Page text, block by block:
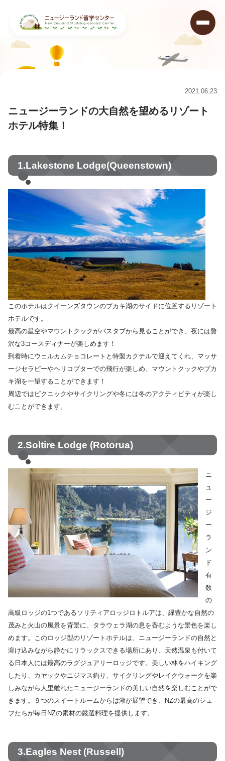
2021.06.23
ニュージーランドの大自然を望めるリゾート
ホテル特集！
1.Lakestone Lodge(Queenstown)
このホテルはクイーンズタウンのプカキ湖のサイドに位置するリゾート
ホテルです。
最高の星空やマウントクックがバスタブから見ることができ、夜には贅
沢な3コースディナーが楽しめます！
到着時にウェルカムチョコレートと特製カクテルで迎えてくれ、マッサ
ージセラピーやヘリコプターでの飛行が楽しめ、マウントクックやプカ
キ湖を一望することができます！
周辺ではピクニックやサイクリングや冬には冬のアクティビティが楽し
むことができます。
2.Soltire Lodge (Rotorua)
ニ
ュ
ー
ジ
ー
ラ
ン
ド
有
数
の
高級ロッジの1つであるソリティアロッジロトルアは、緑豊かな自然の
茂みと火山の風景を背景に、タラウェラ湖の息を呑むような景色を楽し
めます。このロッジ型のリゾートホテルは、ニュージーランドの自然と
溶け込みながら静かにリラックスできる場所にあり、天然温泉も付いて
る日本人には最高のラグジュアリーロッジです。美しい林をハイキング
したり、カヤックやニジマス釣り、サイクリングやレイクウォークを楽
しみながら人里離れたニュージーランドの美しい自然を楽しむことがで
きます。９つのスイートルームからは湖が展望でき、NZの最高のシェ
フたちが毎日NZの素材の厳選料理を提供します。
3.Eagles Nest (Russell)